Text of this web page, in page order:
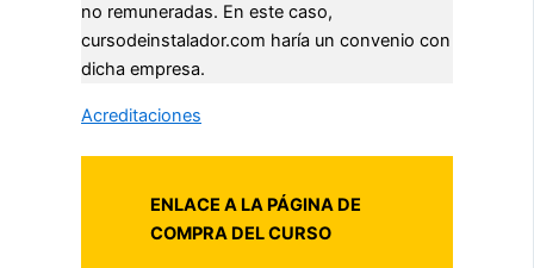
no remuneradas. En este caso,
cursodeinstalador.com haría un convenio con
dicha empresa.
Acreditaciones
ENLACE A LA PÁGINA DE
COMPRA DEL CURSO